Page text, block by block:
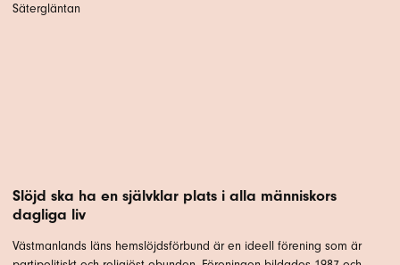
Sätergläntan
Slöjd ska ha en självklar plats i alla människors
dagliga liv
Västmanlands läns hemslöjdsförbund är en ideell förening som är